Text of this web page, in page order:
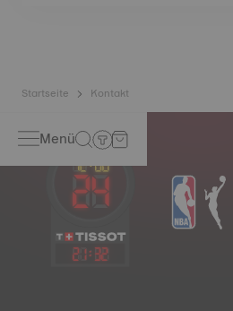
Startseite Kontakt
Menü
21: 32